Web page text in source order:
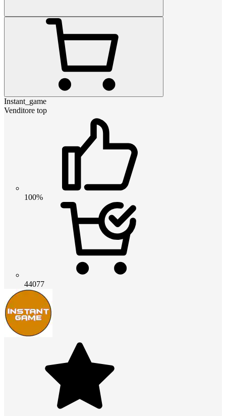
Instant_game
Venditore top
100%
44077